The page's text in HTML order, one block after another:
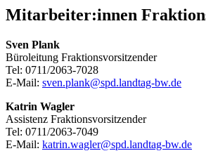
Mitarbeiter:innen
Sven Plank
Büroleitung Fraktionsvorsitzender
Tel: 0711/2063-7028
E-Mail: sven.plank@spd.landtag-bw.de
Katrin Wagler
Assistenz Fraktionsvorsitzender
Tel: 0711/2063-7049
E-Mail: katrin.wagler@spd.landtag-bw.de